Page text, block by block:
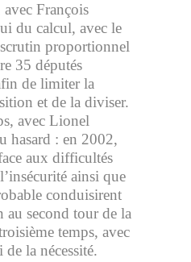
François
du calcul, avec le
proportionnel
35 députés
de limiter la
et de la diviser.
avec Lionel
hasard : en 2002,
aux difficultés
ainsi que
conduisirent
au second tour de la
temps, avec
la nécessité.